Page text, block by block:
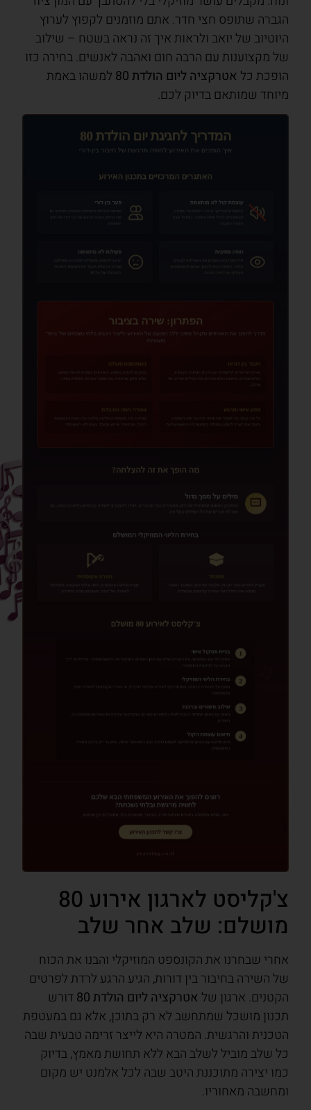
הגברה שתופס חצי חדר. אתם מוזמנים לקפוץ לערוץ
היוטיוב של יואב ולראות איך זה נראה בשטח – שילוב
של מקצוענות עם הרבה חום ואהבה לאנשים. בחירה כזו
הופכת כל אטרקציה ליום הולדת 80
למשהו באמת
מיוחד שמותאם בדיוק לכם.
צ'קליסט לארגון אירוע 80
מושלם: שלב אחר שלב
אחרי שבחרנו את הקונספט המוזיקלי והבנו את הכוח
של השירה בחיבור בין דורות, הגיע הרגע לרדת לפרטים
הקטנים. ארגון של אטרקציה ליום הולדת 80
דורש
תכנון מושכל שמתחשב לא רק בתוכן, אלא גם במעטפת
הטכנית והרגשית. המטרה היא לייצר זרימה טבעית שבה
כל שלב מוביל לשלב הבא ללא תחושת מאמץ, בדיוק
כמו יצירה מתוכננת היטב שבה לכל אלמנט יש מקום
ומחשבה מאחוריו.